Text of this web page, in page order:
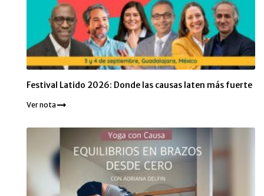
Festival Latido 2026: Donde las causas laten más fuerte
Ver nota